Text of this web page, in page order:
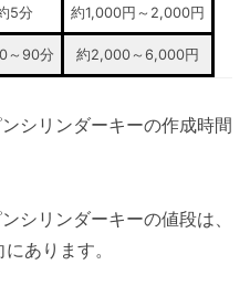
5分 約1,000円～2,000円
～90分 約2,000～6,000円
シリンダーキーの作成時間
シリンダーキーの値段は、
あります。